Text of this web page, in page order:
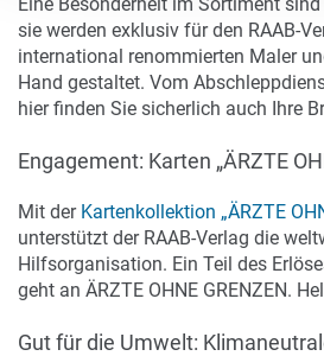
sie werden exklusiv für den RAAB-
international renommierten Maler
Hand gestaltet. Vom
hier finden Sie sicherlich auch Ihre
Engagement: Karten „ÄRZTE
Mit der Kartenkollektion „ÄRZTE
unterstützt der RAAB-Verlag die
Hilfsorganisation. Ein Teil des
geht an ÄRZTE OHNE GRENZEN.
Gut für die Umwelt: